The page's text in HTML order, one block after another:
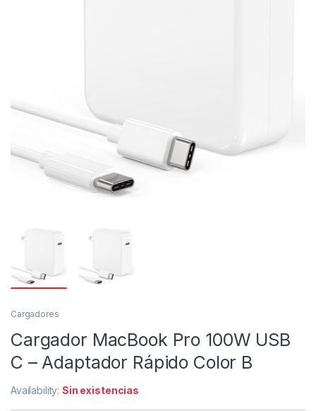
Cargadores
Cargador MacBook Pro 100W USB
C – Adaptador Rápido Color B
Availability:Sin existencias